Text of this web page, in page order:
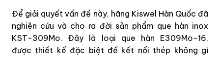
Để giải quyết vấn đề này, hãng Kiswel Hàn Quốc đã
nghiên cứu và cho ra đời sản phẩm que hàn inox
KST-309Mo. Đây là loại que hàn E309Mo-16,
được thiết kế đặc biệt để kết nối thép không gỉ